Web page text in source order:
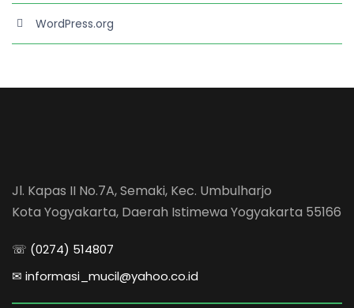
WordPress.org
Jl. Kapas II No.7A, Semaki, Kec. Umbulharjo
Kota Yogyakarta, Daerah Istimewa Yogyakarta 55166
☏ (0274) 514807
✉ informasi_mucil@yahoo.co.id